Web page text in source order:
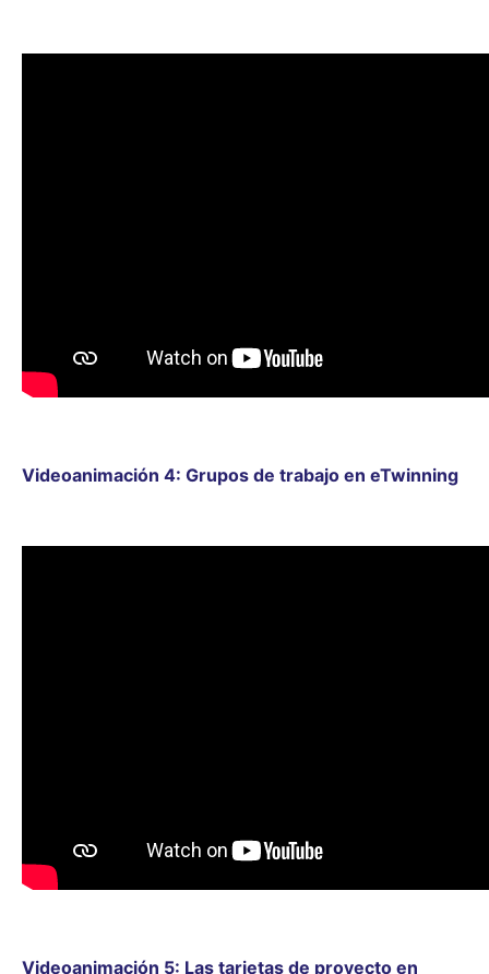
Videoanimación 4: Grupos de trabajo en eTwinning
Videoanimación 5: Las tarjetas de proyecto en